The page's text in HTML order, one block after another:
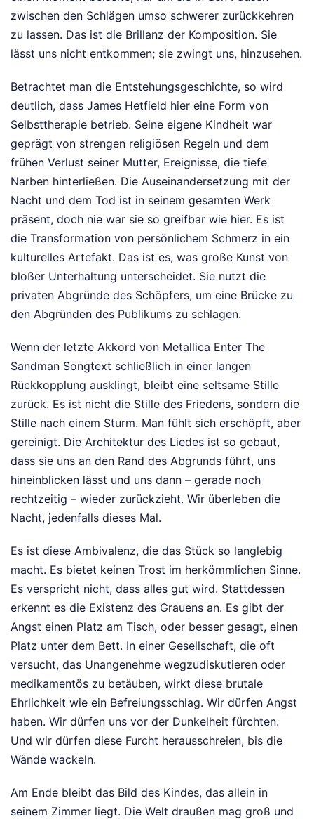
zwischen den Schlägen umso schwerer zurückkehren
zu lassen. Das ist die Brillanz der Komposition. Sie
lässt uns nicht entkommen; sie zwingt uns, hinzusehen.
Betrachtet man die Entstehungsgeschichte, so wird
deutlich, dass James Hetfield hier eine Form von
Selbsttherapie betrieb. Seine eigene Kindheit war
geprägt von strengen religiösen Regeln und dem
frühen Verlust seiner Mutter, Ereignisse, die tiefe
Narben hinterließen. Die Auseinandersetzung mit der
Nacht und dem Tod ist in seinem gesamten Werk
präsent, doch nie war sie so greifbar wie hier. Es ist
die Transformation von persönlichem Schmerz in ein
kulturelles Artefakt. Das ist es, was große Kunst von
bloßer Unterhaltung unterscheidet. Sie nutzt die
privaten Abgründe des Schöpfers, um eine Brücke zu
den Abgründen des Publikums zu schlagen.
Wenn der letzte Akkord von Metallica Enter The
Sandman Songtext schließlich in einer langen
Rückkopplung ausklingt, bleibt eine seltsame Stille
zurück. Es ist nicht die Stille des Friedens, sondern die
Stille nach einem Sturm. Man fühlt sich erschöpft, aber
gereinigt. Die Architektur des Liedes ist so gebaut,
dass sie uns an den Rand des Abgrunds führt, uns
hineinblicken lässt und uns dann – gerade noch
rechtzeitig – wieder zurückzieht. Wir überleben die
Nacht, jedenfalls dieses Mal.
Es ist diese Ambivalenz, die das Stück so langlebig
macht. Es bietet keinen Trost im herkömmlichen Sinne.
Es verspricht nicht, dass alles gut wird. Stattdessen
erkennt es die Existenz des Grauens an. Es gibt der
Angst einen Platz am Tisch, oder besser gesagt, einen
Platz unter dem Bett. In einer Gesellschaft, die oft
versucht, das Unangenehme wegzudiskutieren oder
medikamentös zu betäuben, wirkt diese brutale
Ehrlichkeit wie ein Befreiungsschlag. Wir dürfen Angst
haben. Wir dürfen uns vor der Dunkelheit fürchten.
Und wir dürfen diese Furcht herausschreien, bis die
Wände wackeln.
Am Ende bleibt das Bild des Kindes, das allein in
seinem Zimmer liegt. Die Welt draußen mag groß und